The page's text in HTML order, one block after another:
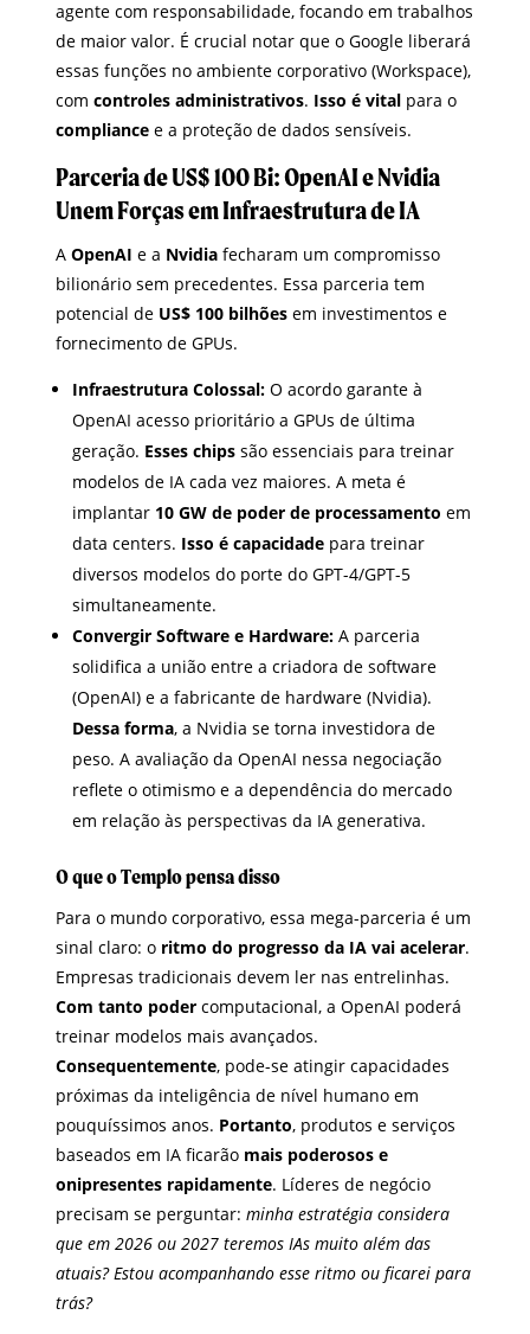
agente com responsabilidade, focando em trabalhos
de maior valor. É crucial notar que o Google liberará
essas funções no ambiente corporativo (Workspace),
comcontroles administrativos. Isso é vital para o
compliance e a proteção de dados sensíveis.
Parceria de US$ 100 Bi: OpenAI e Nvidia
Unem Forças em Infraestrutura de IA
AOpenAI e a Nvidia fecharam um compromisso
bilionário sem precedentes. Essa parceria tem
potencial de US$ 100 bilhões em investimentos e
fornecimento de GPUs.
Infraestrutura Colossal: O acordo garante à
OpenAI acesso prioritário a GPUs de última
geração. Esses chips são essenciais para treinar
modelos de IA cada vez maiores. A meta é
implantar 10 GW de poder de processamento em
data centers. Isso é capacidade para treinar
diversos modelos do porte do GPT-4/GPT-5
simultaneamente.
Convergir Software e Hardware: A parceria
solidifica a união entre a criadora de software
(OpenAI) e a fabricante de hardware (Nvidia).
Dessa forma, a Nvidia se torna investidora de
peso. A avaliação da OpenAI nessa negociação
reflete o otimismo e a dependência do mercado
em relação às perspectivas da IA generativa.
O que o Templo pensa disso
Para o mundo corporativo, essa mega-parceria é um
sinal claro: o ritmo do progresso da IA vai acelerar.
Empresas tradicionais devem ler nas entrelinhas.
Com tanto poder computacional, a OpenAI poderá
treinar modelos mais avançados.
Consequentemente, pode-se atingir capacidades
próximas da inteligência de nível humano em
pouquíssimos anos. Portanto, produtos e serviços
baseados em IA ficarão mais poderosos e
onipresentes rapidamente. Líderes de negócio
precisam se perguntar:minha estratégia considera
que em 2026 ou 2027 teremos IAs muito além das
atuais? Estou acompanhando esse ritmo ou ficarei para
trás?